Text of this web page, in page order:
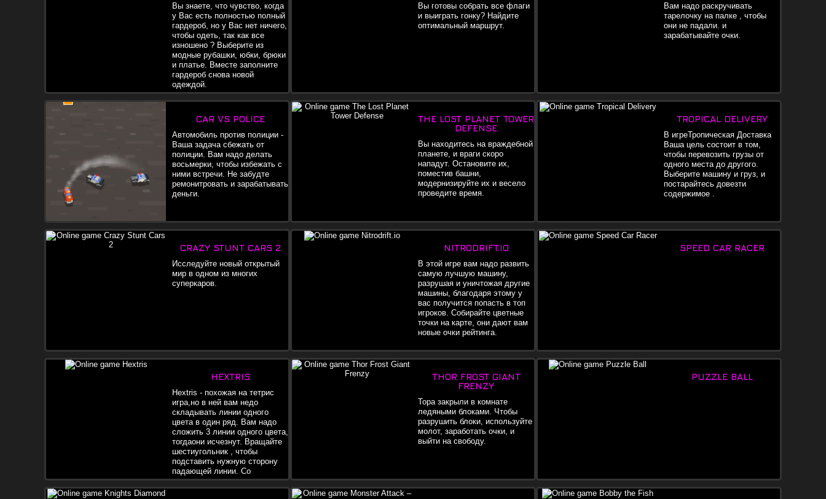
Вы знаете, что чувство, когда
у Вас есть полностью полный
гардероб, но у Вас нет ничего,
чтобы одеть, так как все
изношено ? Выберите из
модные рубашки, юбки, брюки
и платье. Вместе заполните
гардероб снова новой
одеждой.
Вы готовы собрать все флаги
и выиграть гонку? Найдите
оптимальный маршрут.
Вам надо раскручивать
тарелочку на палке , чтобы
они не падали. и
зарабатывайте очки.
CAR VS POLICE
Автомобиль против полиции -
Ваша задача сбежать от
полиции. Вам надо делать
восьмерки, чтобы избежать с
ними встречи. Не забудте
ремонитровать и зарабатывать
деньги.
THE LOST PLANET TOWER
DEFENSE
Вы находитесь на враждебной
планете, и враги скоро
нападут. Остановите их,
поместив башни,
модернизируйте их и весело
проведите время.
TROPICAL DELIVERY
В игреТропическая Доставка
Ваша цель состоит в том,
чтобы перевозить грузы от
одного места до другого.
Выберите машину и груз, и
постарайтесь довезти
содержимое .
CRAZY STUNT CARS 2
Исследуйте новый открытый
мир в одном из многих
суперкаров.
NITRODRIFT.IO
В этой игре вам надо развить
самую лучшую машину,
разрушая и уничтожая другие
машины, благодаря этому у
вас получится попасть в топ
игроков. Собирайте цветные
точки на карте, они дают вам
новые очки рейтинга.
SPEED CAR RACER
HEXTRIS
Hextris - похожая на тетрис
игра,но в ней вам недо
складывать линии одного
цвета в один ряд. Вам надо
сложить 3 линии одного цвета,
тогдаони исчезнут. Вращайте
шестиугольник , чтобы
подставить нужную сторону
падающей линии. Со
временем скоровозрастает.
THOR FROST GIANT
FRENZY
Тора закрыли в комнате
ледяными блоками. Чтобы
разрушить блоки, используйте
молот, заработать очки, и
выйти на свободу.
PUZZLE BALL